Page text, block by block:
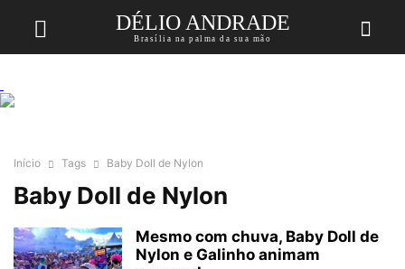
DÉLIO ANDRADE
Brasília na palma da sua mão
Início Tags Baby Doll de Nylon
Baby Doll de Nylon
Mesmo com chuva, Baby Doll de
Nylon e Galinho animam